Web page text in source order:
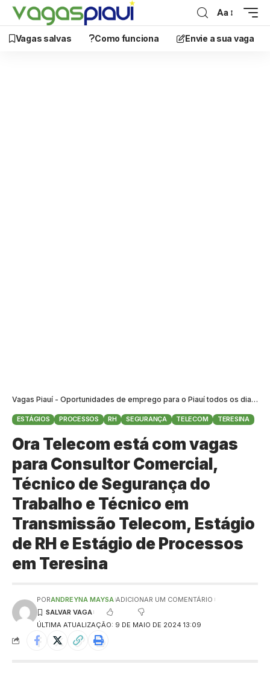
Aa
Vagas salvas Como funciona Envie a sua vaga
Vagas Piauí - Oportunidades de emprego para o Piauí todos os dias>
ESTÁGIOS PROCESSOS RH SEGURANÇA TELECOM TERESINA
Ora Telecom está com vagas
para Consultor Comercial,
Técnico de Segurança do
Trabalho e Técnico em
Transmissão Telecom, Estágio
de RH e Estágio de Processos
em Teresina
ÚLTIMA ATUALIZAÇÃO: 9 DE MAIO DE 2024 13:09
PORANDREYNA MAYSA ADICIONAR UM COMENTÁRIO